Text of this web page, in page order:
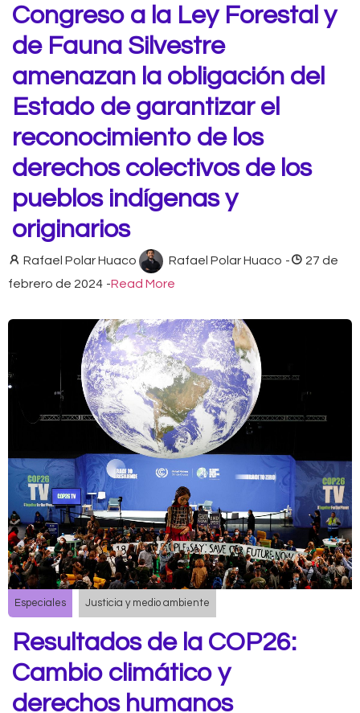
Congreso a la Ley Forestal y
de Fauna Silvestre
amenazan la obligación del
Estado de garantizar el
reconocimiento de los
derechos colectivos de los
pueblos indígenas y
originarios
Rafael Polar Huaco Rafael Polar Huaco -
27 de
febrero de 2024 -Read More
Especiales Justicia y medio ambiente
Resultados de la COP26:
Cambio climático y
derechos humanos